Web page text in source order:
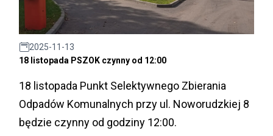
2025-11-13
18 listopada PSZOK czynny od 12:00
18 listopada Punkt Selektywnego Zbierania
Odpadów Komunalnych przy ul. Noworudzkiej 8
będzie czynny od godziny 12:00.